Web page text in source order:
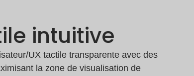
intuitive
UX tactile transparente avec des
la zone de visualisation de